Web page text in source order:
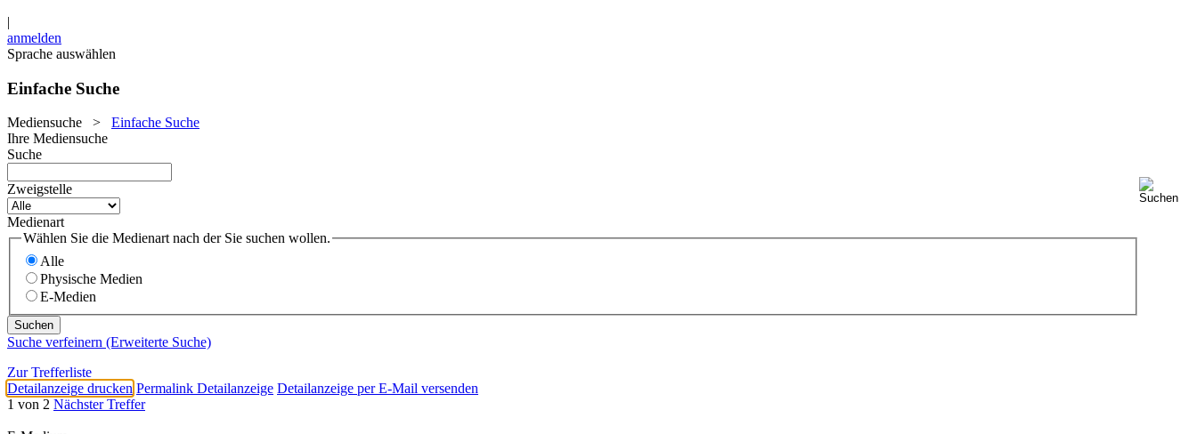
|
anmelden
Sprache auswählen
Einfache Suche
Mediensuche > Einfache Suche
Ihre Mediensuche
Suche
Zweigstelle
Medienart
Wählen Sie die Medienart nach der Sie suchen wollen.
Alle
Physische Medien
E-Medien
Suche verfeinern (Erweiterte Suche)
Zur Trefferliste
Detailanzeige drucken Permalink Detailanzeige Detailanzeige per E-Mail versenden
1 von 2 Nächster Treffer